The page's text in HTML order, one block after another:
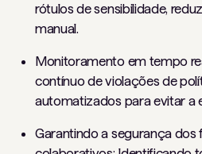
rótulos de sensibilidade,
manual.
Monitoramento em tempo
contínuo de violações de
automatizados para evitar a
Garantindo a segurança dos